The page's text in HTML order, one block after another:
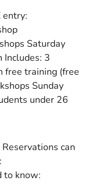
entry:
Saturday
Includes: 3
free training (free
Sunday
under 26
Reservations can
to know: